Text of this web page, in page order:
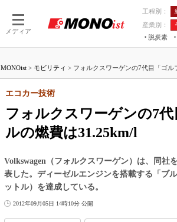
メディア
工程別：
産業別：
脱炭素
つながる工場AI×設備保全
MONOist > モビリティ > フォルクスワーゲンの7代目「ゴル
フォルクスワーゲンの7
ルの燃費は31.25km/l
エコカー技術
Volkswagen（フォルクスワーゲン）は、同社
表した。ディーゼルエンジンを搭載する「ブ
ットル）を達成している。
2012年09月05日 14時10分 公開